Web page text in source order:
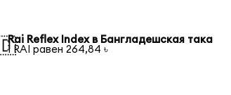
Rai Reflex Index в Бангладешская така
1 RAI равен 264,84 ৳